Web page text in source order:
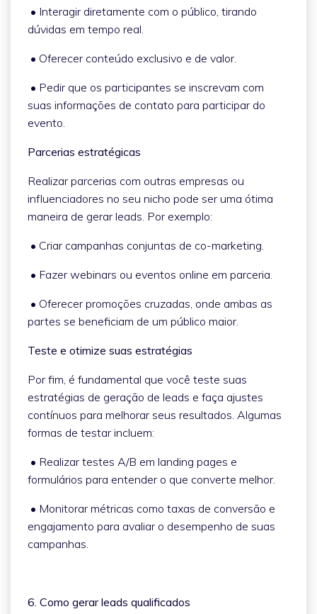
• Interagir diretamente com o público, tirando
dúvidas em tempo real.
• Oferecer conteúdo exclusivo e de valor.
• Pedir que os participantes se inscrevam com
suas informações de contato para participar do
evento.
Parcerias estratégicas
Realizar parcerias com outras empresas ou
influenciadores no seu nicho pode ser uma ótima
maneira de gerar leads. Por exemplo:
• Criar campanhas conjuntas de co-marketing.
• Fazer webinars ou eventos online em parceria.
• Oferecer promoções cruzadas, onde ambas as
partes se beneficiam de um público maior.
Teste e otimize suas estratégias
Por fim, é fundamental que você teste suas
estratégias de geração de leads e faça ajustes
contínuos para melhorar seus resultados. Algumas
formas de testar incluem:
• Realizar testes A/B em landing pages e
formulários para entender o que converte melhor.
• Monitorar métricas como taxas de conversão e
engajamento para avaliar o desempenho de suas
campanhas.
6. Como gerar leads qualificados